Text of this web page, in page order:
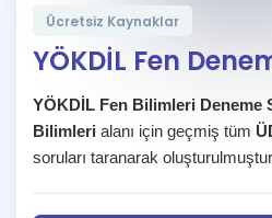
Puan Hesaplama
Rehberlik Aracı
ÖSYM Sınav Takvimi
Kampanyalar
Ücretsiz Kaynaklar
YÖKDİL Fen
YÖKDİL Fen Bilimleri Deneme
Bilimleri alanı için geçmiş tüm
soruları taranarak